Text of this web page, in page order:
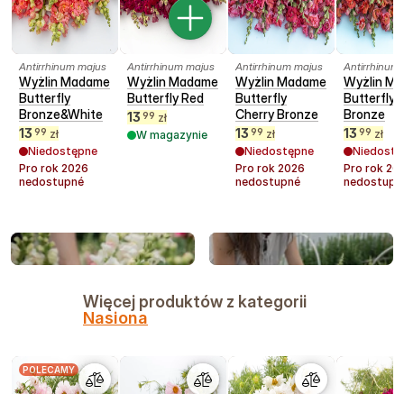
Antirrhinum majus
Wyżlin Madame
Butterfly
Bronze&White
13 99 zł
Niedostępne
Pro rok 2026
nedostupné
Antirrhinum majus
Wyżlin Madame
Butterfly Red
13 99 zł
W magazynie
Antirrhinum majus
Wyżlin Madame
Butterfly
Cherry Bronze
13 99 zł
Niedostępne
Pro rok 2026
nedostupné
Antirrhinum
Wyżlin
Butterfly
Bronze
13 99 zł
Pro rok
Więcej produktów z kategorii
Nasiona
POLECAMY